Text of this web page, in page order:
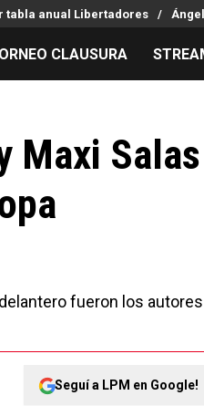
tabla anual Libertadores
Streaming
goles de River
CLAUSURA
Maxi Salas
fueron los
Seguí a LPM en Google!